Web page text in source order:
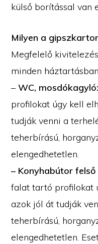
külső borítással van
Milyen a
Megfelelő
minden
–WC, mosdókagyló:
profilokat úgy kell
tudják venni a
teherbírású,
elengedhetetlen.
– Konyhabútor felső
falat tartó profilokat
azok jól át tudják
teherbírású,
elengedhetetlen.